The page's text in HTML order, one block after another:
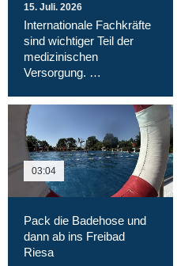
15. Juli. 2026
Internationale Fachkräfte
sind wichtiger Teil der
medizinischen
Versorgung. …
03:04
Pack die Badehose und
dann ab ins Freibad
Riesa